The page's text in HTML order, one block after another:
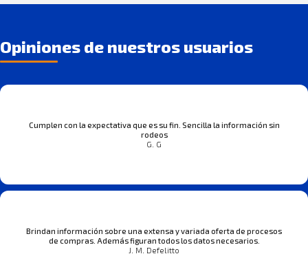
Opiniones de nuestros usuarios
Cumplen con la expectativa que es su fin. Sencilla la información sin
rodeos
G. G
Brindan información sobre una extensa y variada oferta de procesos
de compras. Además figuran todos los datos necesarios.
J. M. Defelitto